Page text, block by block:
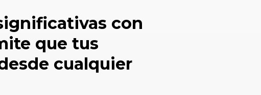
con
que tus
cualquier